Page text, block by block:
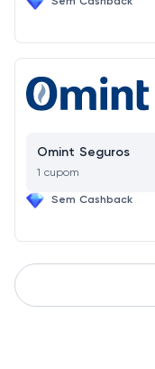
Omint Seguros
1 cupom
Sem Cashback